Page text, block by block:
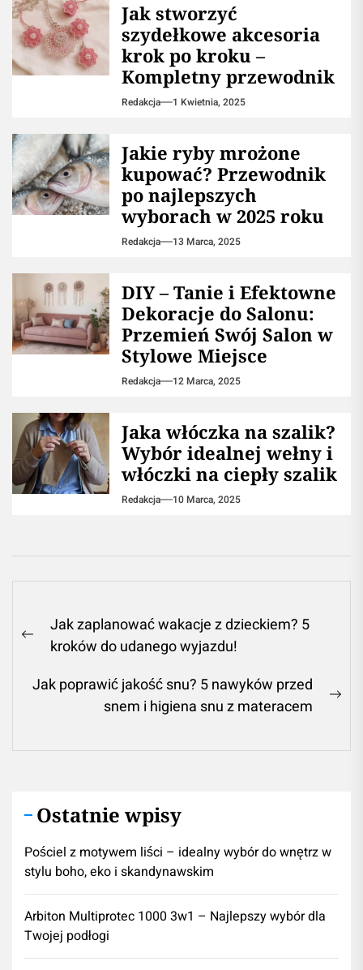
Jak stworzyć
szydełkowe akcesoria
krok po kroku –
Kompletny przewodnik
Redakcja 1 Kwietnia, 2025
Jakie ryby mrożone
kupować? Przewodnik
po najlepszych
wyborach w 2025 roku
Redakcja 13 Marca, 2025
DIY – Tanie i Efektowne
Dekoracje do Salonu:
Przemień Swój Salon w
Stylowe Miejsce
Redakcja 12 Marca, 2025
Jaka włóczka na szalik?
Wybór idealnej wełny i
włóczki na ciepły szalik
Redakcja 10 Marca, 2025
Nawigacja
wpisu
Previous
Jak zaplanować wakacje z dzieckiem? 5
kroków do udanego wyjazdu!
Jak poprawić jakość snu? 5 nawyków przed
snem i higiena snu z materacem
Ostatnie wpisy
Pościel z motywem liści – idealny wybór do wnętrz w
stylu boho, eko i skandynawskim
Arbiton Multiprotec 1000 3w1 – Najlepszy wybór dla
Twojej podłogi